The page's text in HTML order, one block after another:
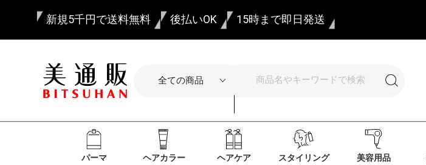
新規5千円で送料無料 後払いOK 15時まで即日発送
パーマ ヘアカラー ヘアケア スタイリング 美容用品